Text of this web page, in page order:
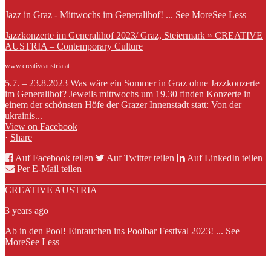
Jazz in Graz - Mittwochs im Generalihof! ... See MoreSee Less
Jazzkonzerte im Generalihof 2023/ Graz, Steiermark » CREATIVE
AUSTRIA – Contemporary Culture
www.creativeaustria.at
5.7. – 23.8.2023 Was wäre ein Sommer in Graz ohne Jazzkonzerte
im Generalihof? Jeweils mittwochs um 19.30 finden Konzerte in
einem der schönsten Höfe der Grazer Innenstadt statt: Von der
ukrainis...
View on Facebook
· Share
Auf Facebook teilen
Auf Twitter teilen
Auf LinkedIn teilen
Per E-Mail teilen
CREATIVE AUSTRIA
3 years ago
Ab in den Pool! Eintauchen ins Poolbar Festival 2023! ... See
MoreSee Less